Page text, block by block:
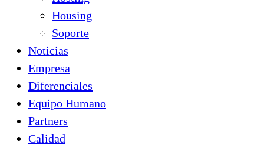
Housing
Soporte
Noticias
Empresa
Diferenciales
Equipo Humano
Partners
Calidad